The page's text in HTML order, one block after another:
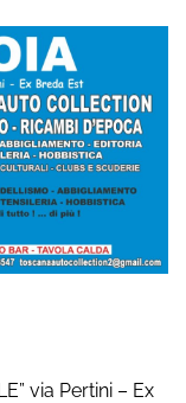
via Pertini – Ex